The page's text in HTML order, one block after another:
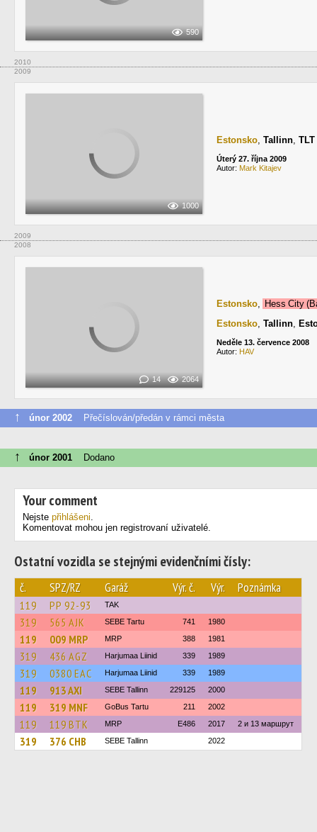
590
2010
2009
1000
Estonsko, Tallinn,
Úterý 27. října 2009
Autor: Mark Kitajev
2009
2008
14 2064
Estonsko, Hess City
Estonsko, Tallinn,
Neděle 13. července 2008
Autor: HAV
↑ únor 2002 Přečíslován/předán v rámci města
↑ únor 2001 Dodano
Your comment
Nejste přihlášeni.
Komentovat mohou jen registrovaní uživatelé.
Ostatní vozidla se stejnými evidenčními čísly:
č. SPZ/RZ Garáž Výr. č. Výr. Poznámka
119 РР 92-93 TAK
319 565 AJK SEBE Tartu 741 1980
119 009 MRP MRP 388 1981
319 436 AGZ Harjumaa Liinid 339 1989
319 0380 ЕАС Harjumaa Liinid 339 1989
119 913 AXI SEBE Tallinn 229125 2000
119 319 MNF GoBus Tartu 211 2002
119 119 BTK MRP E486 2017 2 и 13 маршрут
319 376 CHB SEBE Tallinn 2022